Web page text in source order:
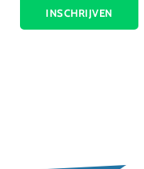
INSCHRIJVEN